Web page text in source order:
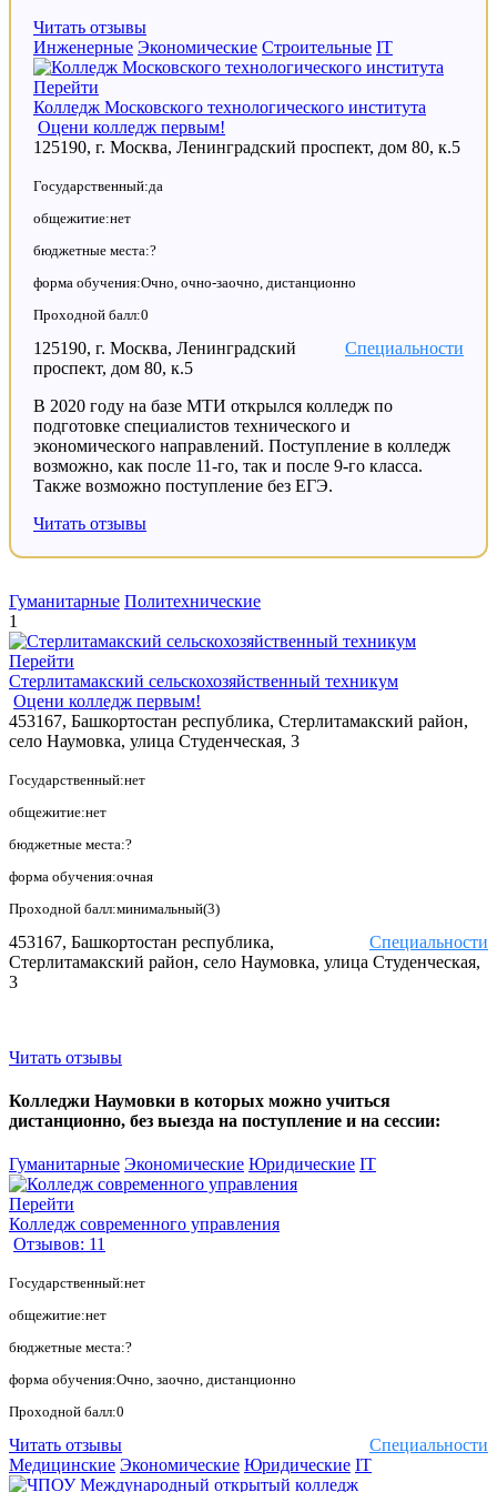
Читать отзывы
Инженерные Экономические Строительные IT
Перейти
Колледж Московского технологического института
Оцени колледж первым!
125190, г. Москва, Ленинградский проспект, дом 80, к.5
Государственный:да
общежитие:нет
бюджетные места:?
форма обучения:Очно, очно-заочно, дистанционно
Проходной балл:0
Специальности
125190, г. Москва, Ленинградский
проспект, дом 80, к.5
В 2020 году на базе МТИ открылся колледж по
подготовке специалистов технического и
экономического направлений. Поступление в колледж
возможно, как после 11-го, так и после 9-го класса.
Также возможно поступление без ЕГЭ.
Читать отзывы
Гуманитарные Политехнические
1
Перейти
Стерлитамакский сельскохозяйственный техникум
Оцени колледж первым!
453167, Башкортостан республика, Стерлитамакский район,
село Наумовка, улица Студенческая, 3
Государственный:нет
общежитие:нет
бюджетные места:?
форма обучения:очная
Проходной балл:минимальный(3)
Специальности
453167, Башкортостан республика,
Стерлитамакский район, село Наумовка, улица Студенческая,
3
Читать отзывы
Колледжи Наумовки в которых можно учиться
дистанционно, без выезда на поступление и на сессии:
Гуманитарные Экономические Юридические IT
Перейти
Колледж современного управления
Отзывов: 11
Государственный:нет
общежитие:нет
бюджетные места:?
форма обучения:Очно, заочно, дистанционно
Проходной балл:0
Специальности
Читать отзывы
Медицинские Экономические Юридические IT